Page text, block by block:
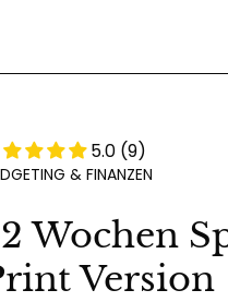
5.0 (9)
& FINANZEN
Wochen
Version